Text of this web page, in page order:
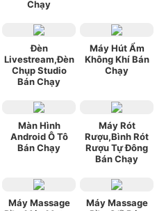
Chạy
Đèn
Livestream,Đèn
Chụp Studio
Bán Chạy
Máy Hút Ẩm
Không Khí Bán
Chạy
Màn Hình
Android Ô Tô
Bán Chạy
Máy Rót
Rượu,Bình Rót
Rượu Tự Đông
Bán Chạy
Máy Massage
Máy Massage